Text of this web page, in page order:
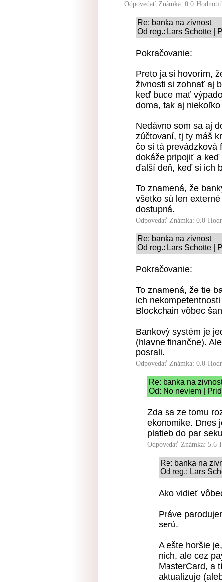
Odpovedať Známka: 0.0
Re: banka na zivnost
Od reg.: Lars Schotte |
Pokračovanie:
Preto ja si hovorím,
živnosti si zohnať aj
keď bude mať
doma, tak aj
Nedávno som sa aj
zúčtovaní, tj ty máš
čo si tá prevádzková
dokáže pripojiť a keď
ďalší deň, keď si ich
To znamená, že
všetko sú len
dostupná.
Odpovedať Známka: 0.0
Re: banka na zivnost
Od reg.: Lars Schotte |
Pokračovanie:
To znamená, že tie
ich
Blockchain vôbec
Bankový systém je
(hlavne finančne).
posrali.
Odpovedať Známka: 0.0
Re: banka na zivnost
Od: No neviem |
Zda sa ze tomu
ekonomike. Dnes
platieb do par
Odpovedať Známka: 5.6
Re: banka na
Od reg.: Lars
Ako vidieť
Práve
serú.
A ešte horšie
nich, ale cez
MasterCard, a
aktualizuje